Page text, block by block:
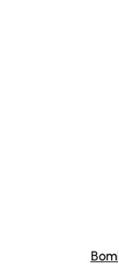
Average rating